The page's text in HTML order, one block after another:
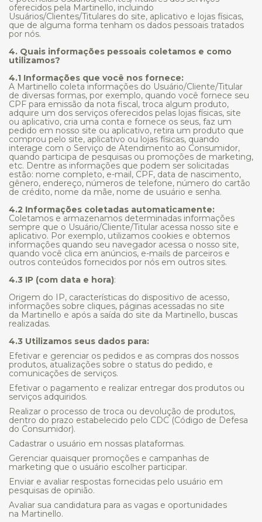
oferecidos pela Martinello, incluindo
Usuários/Clientes/Titulares do site, aplicativo e lojas físicas,
que de alguma forma tenham os dados pessoais tratados
por nós.
4. Quais informações pessoais coletamos e como
utilizamos?
4.1 Informações que você nos fornece:
A Martinello coleta informações do Usuário/Cliente/Titular
de diversas formas, por exemplo, quando você fornece seu
CPF para emissão da nota fiscal, troca algum produto,
adquire um dos serviços oferecidos pelas lojas físicas, site
ou aplicativo, cria uma conta e fornece os seus, faz um
pedido em nosso site ou aplicativo, retira um produto que
comprou pelo site, aplicativo ou lojas físicas, quando
interage com o Serviço de Atendimento ao Consumidor,
quando participa de pesquisas ou promoções de marketing,
etc. Dentre as informações que podem ser solicitadas
estão: nome completo, e-mail, CPF, data de nascimento,
gênero, endereço, números de telefone, número do cartão
de crédito, nome da mãe, nome de usuário e senha.
4.2 Informações coletadas automaticamente:
Coletamos e armazenamos determinadas informações
sempre que o Usuário/Cliente/Titular acessa nosso site e
aplicativo. Por exemplo, utilizamos cookies e obtemos
informações quando seu navegador acessa o nosso site,
quando você clica em anúncios, e-mails de parceiros e
outros conteúdos fornecidos por nós em outros sites.
4.3 IP (com data e hora):
Origem do IP, características do dispositivo de acesso,
informações sobre cliques, páginas acessadas no site
da Martinello e após a saída do site da Martinello, buscas
realizadas.
4.3 Utilizamos seus dados para:
Efetivar e gerenciar os pedidos e as compras dos nossos
produtos, atualizações sobre o status do pedido, e
comunicações de serviços.
Efetivar o pagamento e realizar entregar dos produtos ou
serviços adquiridos.
Realizar o processo de troca ou devolução de produtos,
dentro do prazo estabelecido pelo CDC (Código de Defesa
do Consumidor).
Cadastrar o usuário em nossas plataformas.
Gerenciar quaisquer promoções e campanhas de
marketing que o usuário escolher participar.
Enviar e avaliar respostas fornecidas pelo usuário em
pesquisas de opinião.
Avaliar sua candidatura para as vagas e oportunidades
na Martinello.